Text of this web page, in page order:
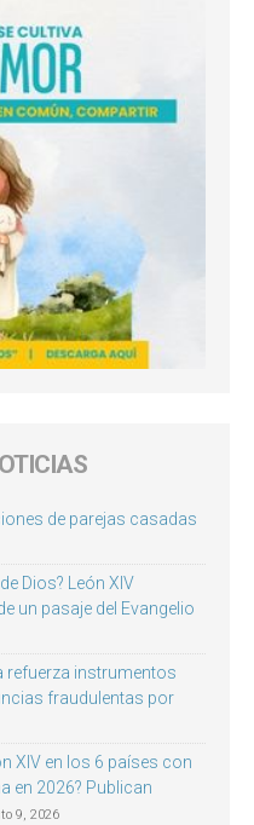
de parejas casadas
Dios? León XIV
un pasaje del Evangelio
refuerza instrumentos
fraudulentas por
XIV en los 6 países con
en 2026? Publican
9, 2026